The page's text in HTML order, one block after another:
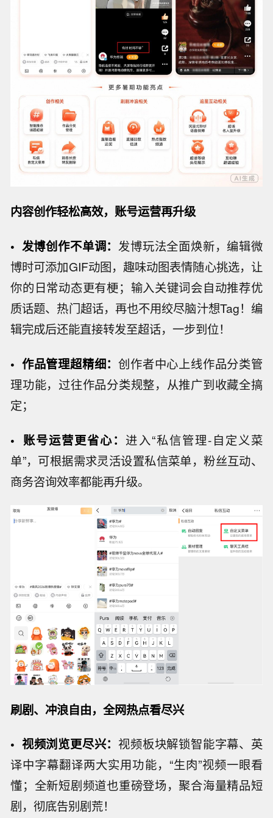
内容创作轻松高效，账号运营再升级
• 发博创作不单调： 发博玩法全面焕新，编辑微
博时可添加GIF动图，趣味动图表情随心挑选，让
你的日常动态更有梗；输入关键词会自动推荐优
质话题、热门超话，再也不用绞尽脑汁想Tag！编
辑完成后还能直接转发至超话，一步到位！
• 作品管理超精细：创作者中心上线作品分类管
理功能，过往作品分类规整，从推广到收藏全搞
定；
• 账号运营更省心： 进入“私信管理-自定义菜
单”，可根据需求灵活设置私信菜单，粉丝互动、
商务咨询效率都能再升级。
刷剧、冲浪自由，全网热点看尽兴
• 视频浏览更尽兴： 视频板块解锁智能字幕、英
译中字幕翻译两大实用功能，“生肉”视频一眼看
懂；全新短剧频道也重磅登场，聚合海量精品短
剧，彻底告别剧荒！